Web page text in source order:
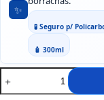
✨
🧪 Seguro p/
🧴 300ml
Quantidade
de
Spray